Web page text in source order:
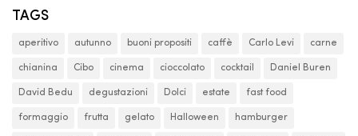
TAGS
aperitivo autunno buoni propositi caffè Carlo Levi carne
chianina Cibo cinema cioccolato cocktail Daniel Buren
David Bedu degustazioni Dolci estate fast food
formaggio frutta gelato Halloween hamburger